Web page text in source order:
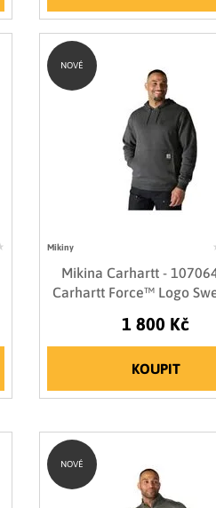
Mikiny
Mikina Carhartt -
Carhartt Force™ Logo
1 800 Kč
KOUPIT
NOVÉ
NOVÉ